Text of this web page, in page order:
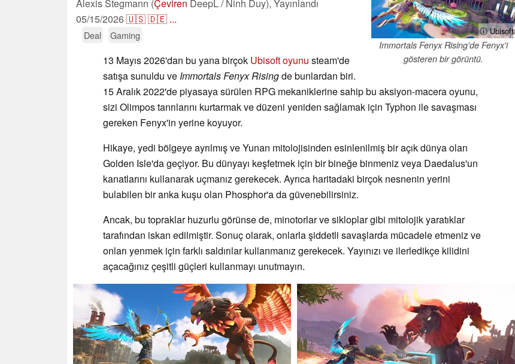
ⓘ Ubisoft
Immortals Fenyx Rising'de Fenyx'i
gösteren bir görüntü.
Alexis Stegmann (Çeviren DeepL / Ninh Duy), Yayınlandı
05/15/2026🇺🇸🇩🇪 ...
Deal Gaming
13 Mayıs 2026'dan bu yana birçok Ubisoft oyunu steam'de
satışa sunuldu ve Immortals Fenyx Risingde bunlardan biri.
15 Aralık 2022'de piyasaya sürülen RPG mekaniklerine sahip bu aksiyon-macera oyunu,
sizi Olimpos tanrılarını kurtarmak ve düzeni yeniden sağlamak için Typhon ile savaşması
gereken Fenyx'in yerine koyuyor.
Hikaye, yedi bölgeye ayrılmış ve Yunan mitolojisinden esinlenilmiş bir açık dünya olan
Golden Isle'da geçiyor. Bu dünyayı keşfetmek için bir bineğe binmeniz veya Daedalus'un
kanatlarını kullanarak uçmanız gerekecek. Ayrıca haritadaki birçok nesnenin yerini
bulabilen bir anka kuşu olan Phosphor'a da güvenebilirsiniz.
Ancak, bu topraklar huzurlu görünse de, minotorlar ve sikloplar gibi mitolojik yaratıklar
tarafından iskan edilmiştir. Sonuç olarak, onlarla şiddetli savaşlarda mücadele etmeniz ve
onları yenmek için farklı saldırılar kullanmanız gerekecek. Yayınızı ve ilerledikçe kilidini
açacağınız çeşitli güçleri kullanmayı unutmayın.